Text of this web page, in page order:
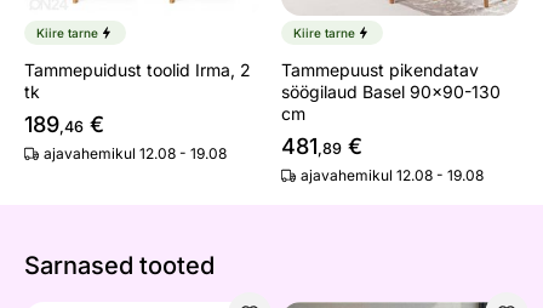
Kiire tarne
Tammepuidust toolid Irma, 2
tk
189,46 €
ajavahemikul 12.08 - 19.08
Kiire tarne
Tammepuust pikendatav
söögilaud Basel 90x90-130
cm
481,89 €
ajavahemikul 12.08 - 19.08
Sarnased tooted